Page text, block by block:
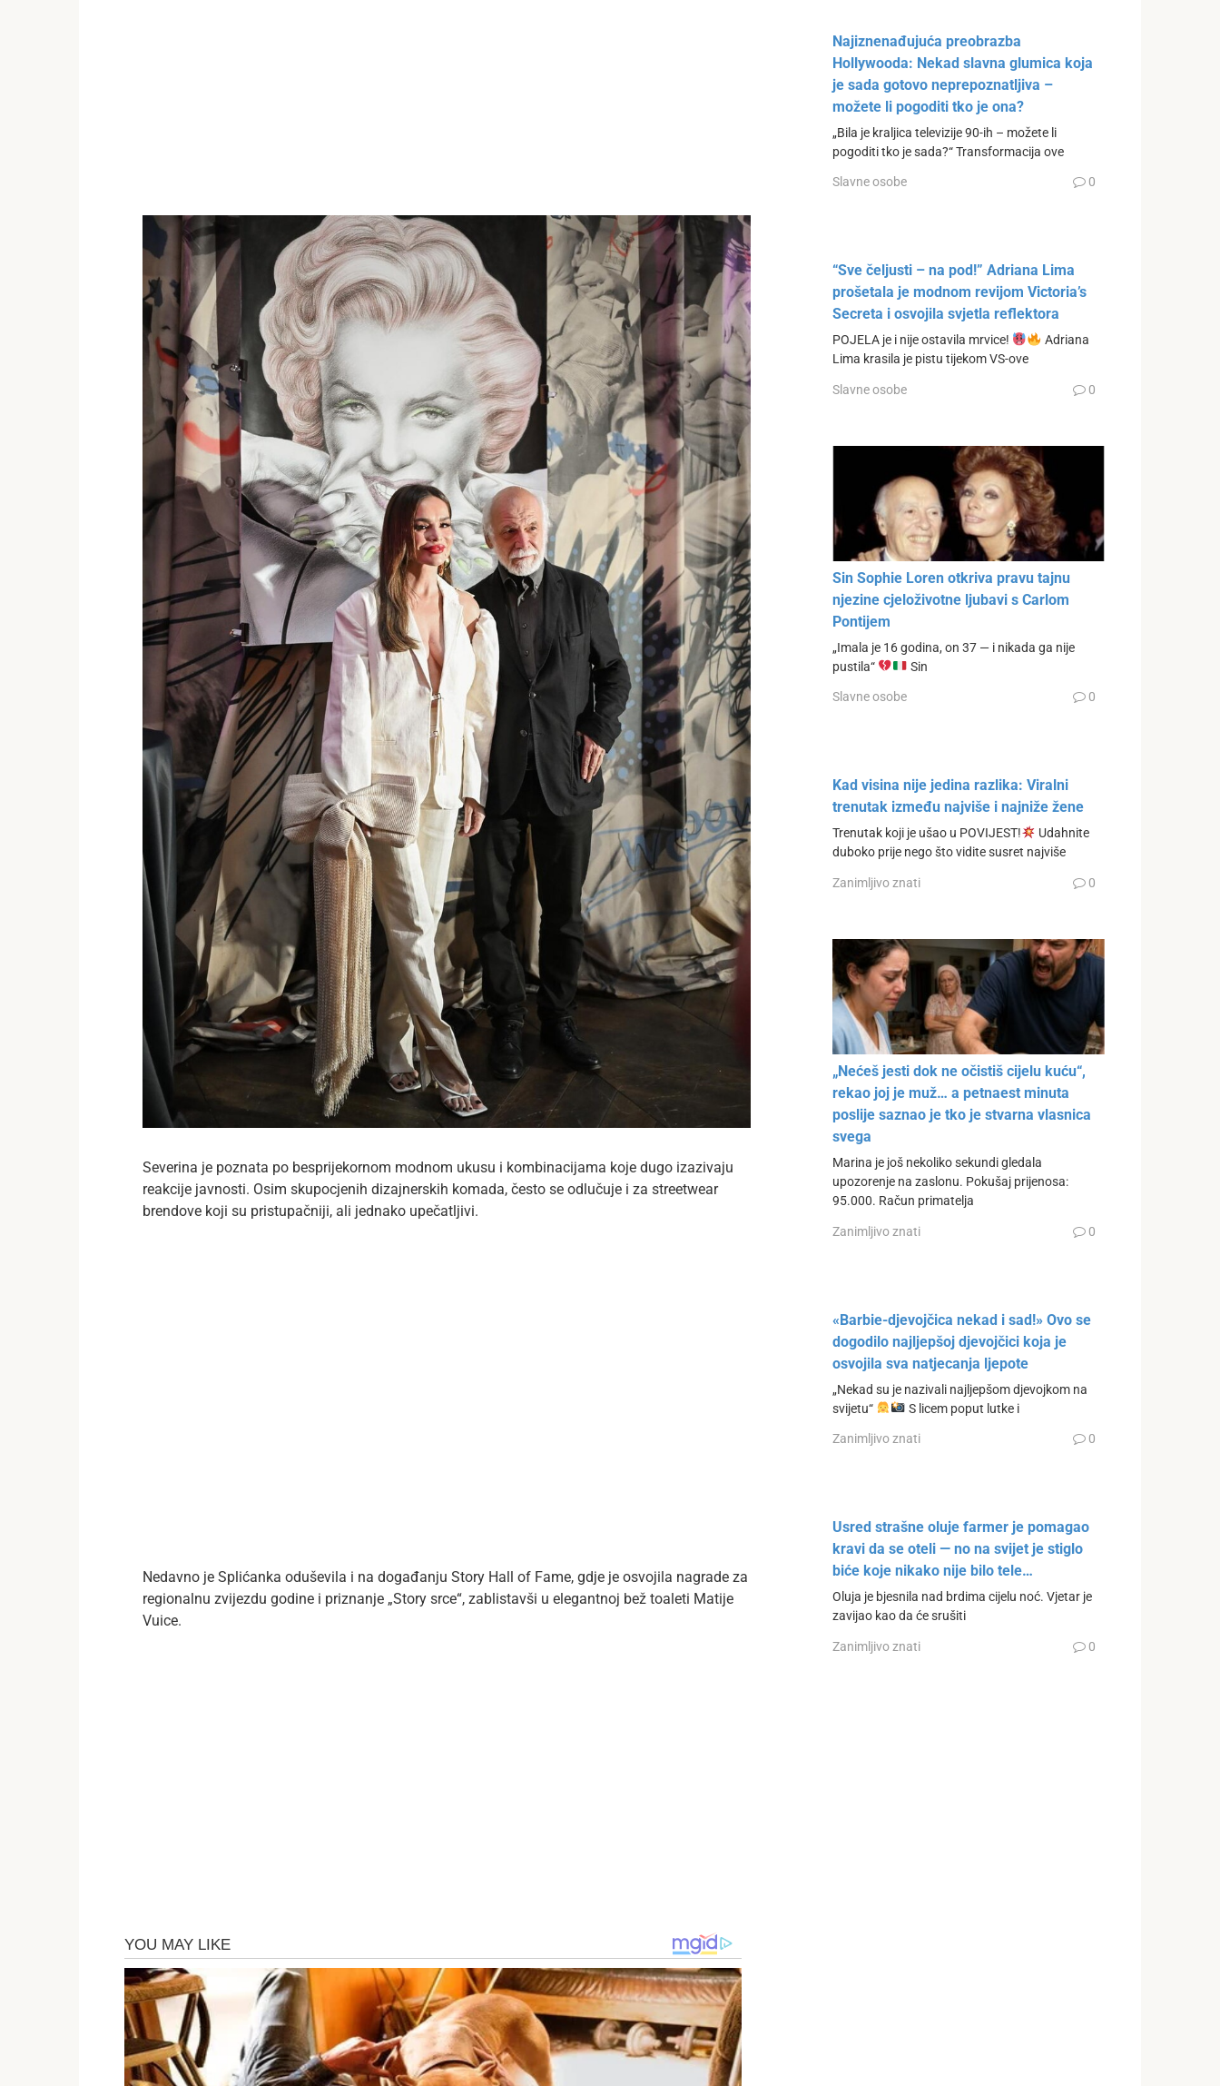
Severina je poznata po besprijekornom modnom ukusu i kombinacijama koje dugo izazivaju
reakcije javnosti. Osim skupocjenih dizajnerskih komada, često se odlučuje i za streetwear
brendove koji su pristupačniji, ali jednako upečatljivi.
Nedavno je Splićanka oduševila i na događanju Story Hall of Fame, gdje je osvojila nagrade za
regionalnu zvijezdu godine i priznanje „Story srce“, zablistavši u elegantnoj bež toaleti Matije
Vuice.
Najiznenađujuća preobrazba
Hollywooda: Nekad slavna glumica koja
je sada gotovo neprepoznatljiva –
možete li pogoditi tko je ona?
„Bila je kraljica televizije 90-ih – možete li
pogoditi tko je sada?“ Transformacija ove
Slavne osobe 0
“Sve čeljusti – na pod!” Adriana Lima
prošetala je modnom revijom Victoria’s
Secreta i osvojila svjetla reflektora
POJELA je i nije ostavila mrvice!
Adriana
Lima krasila je pistu tijekom VS-ove
Slavne osobe 0
Sin Sophie Loren otkriva pravu tajnu
njezine cjeloživotne ljubavi s Carlom
Pontijem
„Imala je 16 godina, on 37 — i nikada ga nije
pustila“
Sin
Slavne osobe 0
Kad visina nije jedina razlika: Viralni
trenutak između najviše i najniže žene
Trenutak koji je ušao u POVIJEST!
Udahnite
duboko prije nego što vidite susret najviše
Zanimljivo znati 0
„Nećeš jesti dok ne očistiš cijelu kuću“,
rekao joj je muž… a petnaest minuta
poslije saznao je tko je stvarna vlasnica
svega
Marina je još nekoliko sekundi gledala
upozorenje na zaslonu. Pokušaj prijenosa:
95.000. Račun primatelja
Zanimljivo znati 0
«Barbie-djevojčica nekad i sad!» Ovo se
dogodilo najljepšoj djevojčici koja je
osvojila sva natjecanja ljepote
„Nekad su je nazivali najljepšom djevojkom na
svijetu“
S licem poput lutke i
Zanimljivo znati 0
Usred strašne oluje farmer je pomagao
kravi da se oteli — no na svijet je stiglo
biće koje nikako nije bilo tele…
Oluja je bjesnila nad brdima cijelu noć. Vjetar je
zavijao kao da će srušiti
Zanimljivo znati 0